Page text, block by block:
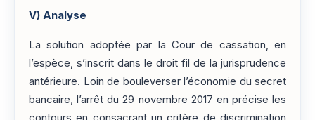
V) Analyse
La solution adoptée par la Cour de cassation, en
l’espèce, s’inscrit dans le droit fil de la jurisprudence
antérieure. Loin de bouleverser l’économie du secret
bancaire, l’arrêt du 29 novembre 2017 en précise les